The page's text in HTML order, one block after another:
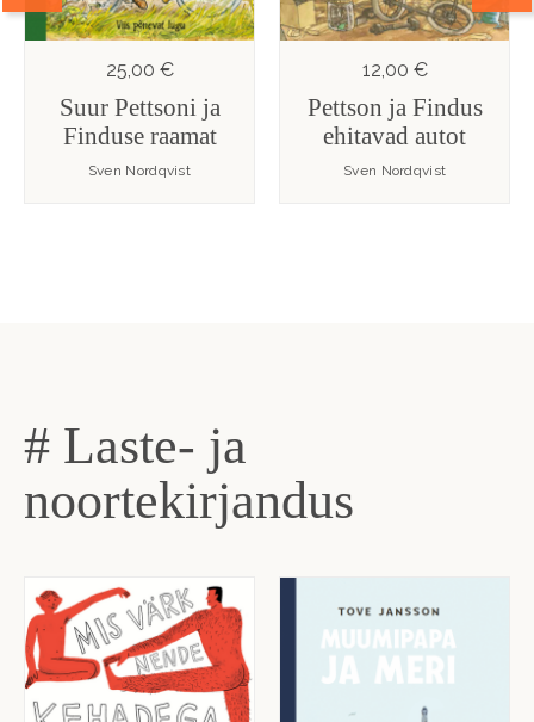
25,00 €
Suur Pettsoni ja
Finduse raamat
Sven Nordqvist
12,00 €
Pettson ja Findus
ehitavad autot
Sven Nordqvist
# Laste- ja
noortekirjandus